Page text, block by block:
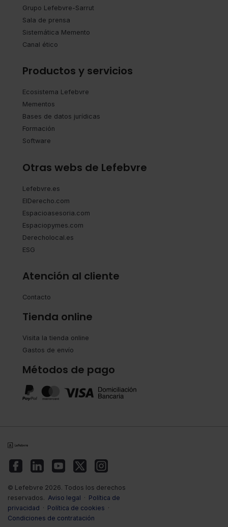
Grupo Lefebvre-Sarrut
Sala de prensa
Sistemática Memento
Canal ético
Productos y servicios
Ecosistema Lefebvre
Mementos
Bases de datos jurídicas
Formación
Software
Otras webs de Lefebvre
Lefebvre.es
ElDerecho.com
Espacioasesoria.com
Espaciopymes.com
Derecholocal.es
ESG
Atención al cliente
Contacto
Tienda online
Visita la tienda online
Gastos de envío
Métodos de pago
© Lefebvre 2026. Todos los derechos
reservados. Aviso legal · Política de
privacidad · Política de cookies ·
Condiciones de contratación